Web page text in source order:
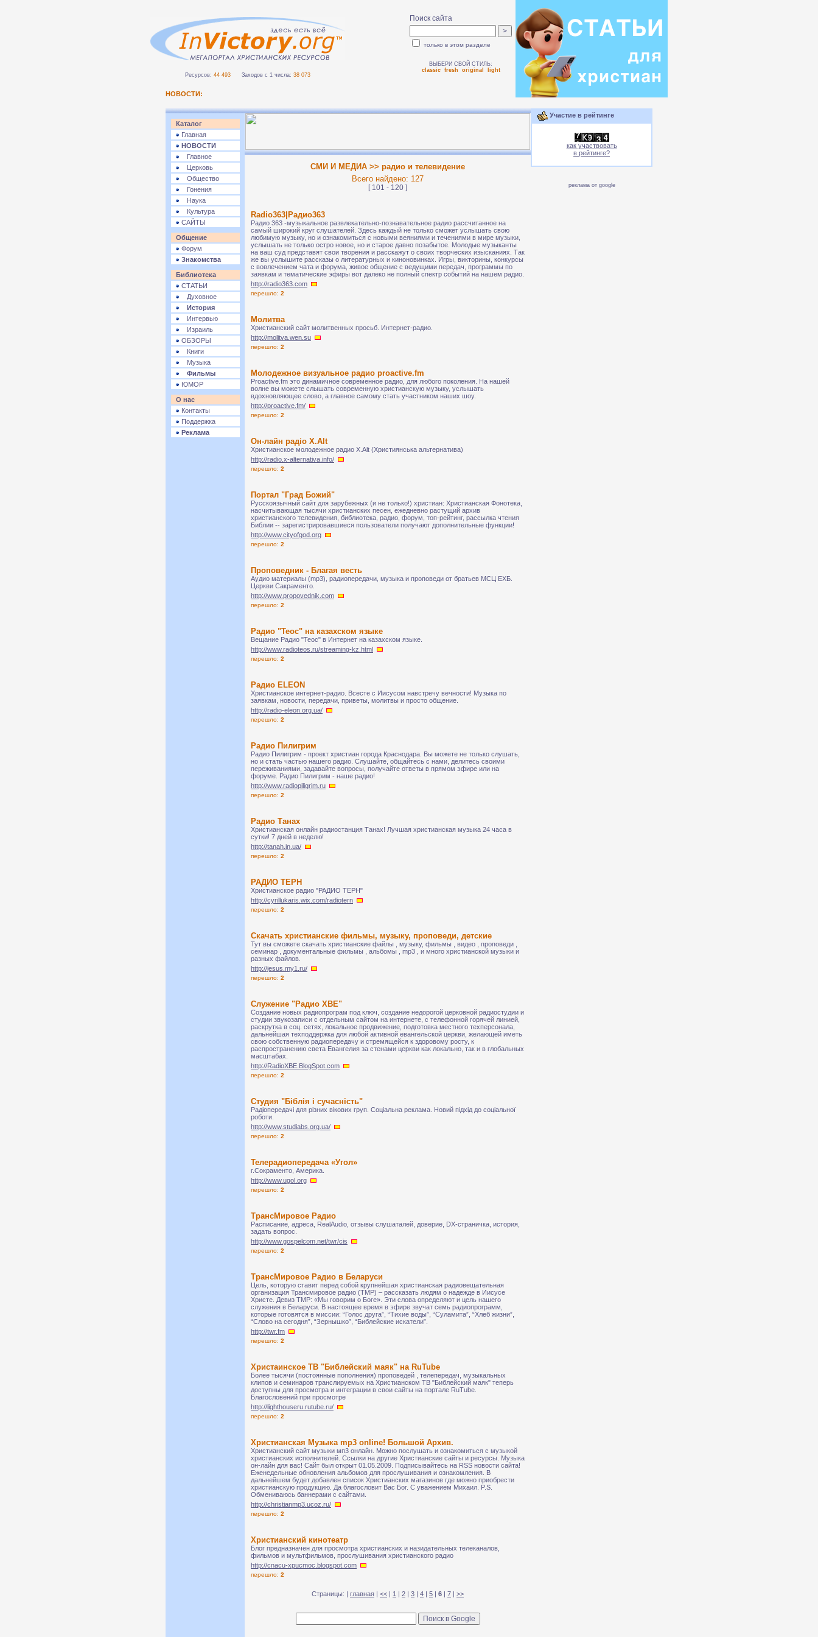
Ресурсов: 44 493 Заходов с 1 числа: 38 073
Поиск сайта
только в этом разделе
ВЫБЕРИ СВОЙ СТИЛЬ:
classic
fresh original light
НОВОСТИ:
Каталог
Главная
НОВОСТИ
Главное
Церковь
Общество
Гонения
Наука
Культура
САЙТЫ
Общение
Форум
Знакомства
Библиотека
СТАТЬИ
Духовное
История
Интервью
Израиль
ОБЗОРЫ
Книги
Музыка
Фильмы
ЮМОР
О нас
Контакты
Поддержка
Реклама
СМИ И МЕДИА >> радио и телевидение
Всего найдено: 127
[ 101 - 120 ]
Radio363|Радио363
Радио 363 -музыкальное развлекательно-познавательное радио рассчитанное на
самый широкий круг слушателей. Здесь каждый не только сможет услышать свою
любимую музыку, но и ознакомиться с новыми веяниями и течениями в мире музыки,
услышать не только остро новое, но и старое давно позабытое. Молодые музыканты
на ваш суд представят свои творения и расскажут о своих творческих изысканиях. Так
же вы услышите рассказы о литературных и киноновинках. Игры, викторины, конкурсы
с вовлечением чата и форума, живое общение с ведущими передач, программы по
заявкам и тематические эфиры вот далеко не полный спектр событий на нашем радио.
http://radio363.com
перешло: 2
Молитва
Христианский сайт молитвенных просьб. Интернет-радио.
http://molitva.wen.su
перешло: 2
Молодежное визуальное радио proactive.fm
Proactive.fm это динамичное современное радио, для любого поколения. На нашей
волне вы можете слышать современную христианскую музыку, услышать
вдохновляющее слово, а главное самому стать участником наших шоу.
http://proactive.fm/
перешло: 2
Он-лайн радіо X.Alt
Христианское молодежное радио X.Alt (Християнська альтернатива)
http://radio.x-alternativa.info/
перешло: 2
Портал "Град Божий"
Русскоязычный сайт для зарубежных (и не только!) христиан: Христианская Фонотека,
насчитывающая тысячи христианских песен, ежедневно растущий архив
христианского телевидения, библиотека, радио, форум, топ-рейтинг, рассылка чтения
Библии -- зарегистрировавшиеся пользователи получают дополнительные функции!
http://www.cityofgod.org
перешло: 2
Проповедник - Благая весть
Аудио материалы (mp3), радиопередачи, музыка и проповеди от братьев МСЦ ЕХБ.
Церкви Сакраменто.
http://www.propovednik.com
перешло: 2
Радио "Теос" на казахском языке
Вещание Радио "Теос" в Интернет на казахском языке.
http://www.radioteos.ru/streaming-kz.html
перешло: 2
Радио ELEON
Христианское интернет-радио. Всесте с Иисусом навстречу вечности! Музыка по
заявкам, новости, передачи, приветы, молитвы и просто общение.
http://radio-eleon.org.ua/
перешло: 2
Радио Пилигрим
Радио Пилигрим - проект христиан города Краснодара. Вы можете не только слушать,
но и стать частью нашего радио. Слушайте, общайтесь с нами, делитесь своими
переживаниями, задавайте вопросы, получайте ответы в прямом эфире или на
форуме. Радио Пилигрим - наше радио!
http://www.radiopiligrim.ru
перешло: 2
Радио Танах
Христианская онлайн радиостанция Танах! Лучшая христианская музыка 24 часа в
сутки! 7 дней в неделю!
http://tanah.in.ua/
перешло: 2
РАДИО ТЕРН
Христианское радио "РАДИО ТЕРН"
http://cyrillukaris.wix.com/radiotern
перешло: 2
Скачать христианские фильмы, музыку, проповеди, детские
Тут вы сможете скачать христианские файлы , музыку, фильмы , видео , проповеди ,
семинар , документальные фильмы , альбомы , mp3 , и много христианской музыки и
разных файлов.
http://jesus.my1.ru/
перешло: 2
Служение "Радио ХВЕ"
Создание новых радиопрограм под ключ, создание недорогой церковной радиостудии и
студии звукозаписи с отдельным сайтом на интернете, с телефонной горячей линией,
раскрутка в соц. сетях, локальное продвижение, подготовка местного техперсонала,
дальнейшая техподдержка для любой активной евангельской церкви, желающей иметь
свою собственную радиопередачу и стремящейся к здоровому росту, к
распространению света Евангелия за стенами церкви как локально, так и в глобальных
масштабах.
http://RadioXBE.BlogSpot.com
перешло: 2
Студия "Біблія і сучасність"
Радіопередачі для різних вікових груп. Соціальна реклама. Новий підхід до соціальної
роботи.
http://www.studiabs.org.ua/
перешло: 2
Телерадиопередача «Угол»
г.Сокраменто, Америка.
http://www.ugol.org
перешло: 2
ТрансМировое Радио
Расписание, адреса, RealAudio, отзывы слушаталей, доверие, DX-страничка, история,
задать вопрос.
http://www.gospelcom.net/twr/cis
перешло: 2
ТрансМировое Радио в Беларуси
Цель, которую ставит перед собой крупнейшая христианская радиовещательная
организация Трансмировое радио (ТМР) – рассказать людям о надежде в Иисусе
Христе. Девиз ТМР: «Мы говорим о Боге». Эти слова определяют и цель нашего
служения в Беларуси. В настоящее время в эфире звучат семь радиопрограмм,
которые готовятся в миссии: “Голос друга”, “Тихие воды”, “Суламита”, “Хлеб жизни”,
“Слово на сегодня”, “Зернышко”, “Библейские искатели”.
http://twr.fm
перешло: 2
Христаинское ТВ "Библейский маяк" на RuTube
Более тысячи (постоянные пополнения) проповедей , телепередач, музыкальных
клипов и семинаров транслируемых на Христианском ТВ "Библейский маяк" теперь
доступны для просмотра и интеграции в свои сайты на портале RuTube.
Благословений при просмотре
http://lighthouseru.rutube.ru/
перешло: 2
Христианская Музыка mp3 online! Большой Архив.
Христианский сайт музыки мп3 онлайн. Можно послушать и ознакомиться с музыкой
христианских исполнителей. Ссылки на другие Христианские сайты и ресурсы. Музыка
он-лайн для вас! Сайт был открыт 01.05.2009. Подписывайтесь на RSS новости сайта!
Еженедельные обновления альбомов для прослушивания и ознакомления. В
дальнейшем будет добавлен список Христианских магазинов где можно приобрести
христианскую продукцию. Да благословит Вас Бог. С уважением Михаил. P.S.
Обмениваюсь баннерами с сайтами.
http://christianmp3.ucoz.ru/
перешло: 2
Христианский кинотеатр
Блог предназначен для просмотра христианских и назидательных телеканалов,
фильмов и мультфильмов, прослушивания христианского радио
http://cnacu-xpucmoc.blogspot.com
перешло: 2
Страницы: | главная | << | 1 | 2 | 3 | 4 | 5 | 6 | 7 | >>
Участие в рейтинге
как участвовать
в рейтинге?
реклама от google